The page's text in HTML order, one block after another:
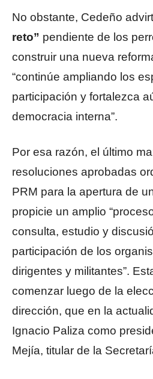
No obstante, Cedeño
reto” pendiente de los
construir una nueva
“continúe ampliando los
participación y fortalezca
democracia interna”.
Por esa razón, el último
resoluciones aprobadas
PRM para la apertura de
propicie un amplio
consulta, estudio y
participación de los
dirigentes y militantes”.
comenzar luego de la
dirección, que en la
Ignacio Paliza como
Mejía, titular de la